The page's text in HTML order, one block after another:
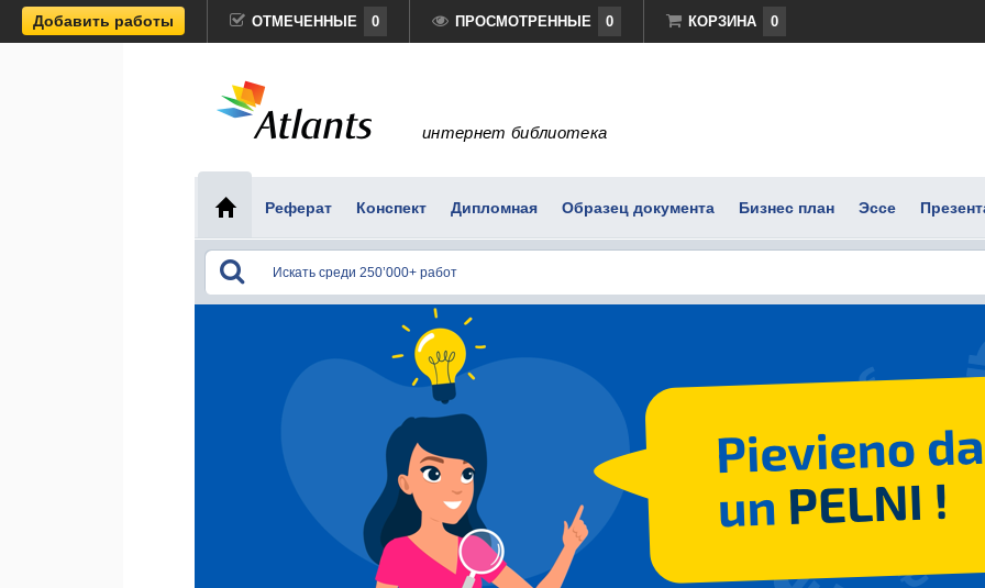
Добавить работы ОТМЕЧЕННЫЕ 0 ПРОСМОТРЕННЫЕ 0 КОРЗИНА 0
интернет библиотека
Реферат Конспект Дипломная Образец документа Бизнес план Эссе